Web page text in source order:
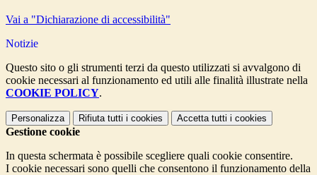
Vai a "Dichiarazione di accessibilità"
Notizie
Questo sito o gli strumenti terzi da questo utilizzati si avvalgono di
cookie necessari al funzionamento ed utili alle finalità illustrate nella
COOKIE POLICY.
Personalizza Rifiuta tutti i cookies Accetta tutti i cookies
Gestione cookie
In questa schermata è possibile scegliere quali cookie consentire.
I cookie necessari sono quelli che consentono il funzionamento della